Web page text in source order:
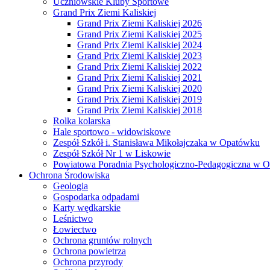
Grand Prix Ziemi Kaliskiej
Grand Prix Ziemi Kaliskiej 2026
Grand Prix Ziemi Kaliskiej 2025
Grand Prix Ziemi Kaliskiej 2024
Grand Prix Ziemi Kaliskiej 2023
Grand Prix Ziemi Kaliskiej 2022
Grand Prix Ziemi Kaliskiej 2021
Grand Prix Ziemi Kaliskiej 2020
Grand Prix Ziemi Kaliskiej 2019
Grand Prix Ziemi Kaliskiej 2018
Rolka kolarska
Hale sportowo - widowiskowe
Zespół Szkół i. Stanisława Mikołajczaka w Opatówku
Zespół Szkół Nr 1 w Liskowie
Powiatowa Poradnia Psychologiczno-Pedagogiczna w
Ochrona Środowiska
Geologia
Gospodarka odpadami
Karty wędkarskie
Leśnictwo
Łowiectwo
Ochrona gruntów rolnych
Ochrona powietrza
Ochrona przyrody